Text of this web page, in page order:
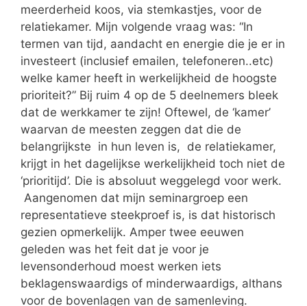
meerderheid koos, via stemkastjes, voor de
relatiekamer. Mijn volgende vraag was: “In
termen van tijd, aandacht en energie die je er in
investeert (inclusief emailen, telefoneren..etc)
welke kamer heeft in werkelijkheid de hoogste
prioriteit?” Bij ruim 4 op de 5 deelnemers bleek
dat de werkkamer te zijn! Oftewel, de ‘kamer’
waarvan de meesten zeggen dat die de
belangrijkste in hun leven is, de relatiekamer,
krijgt in het dagelijkse werkelijkheid toch niet de
‘prioritijd’. Die is absoluut weggelegd voor werk.
Aangenomen dat mijn seminargroep een
representatieve steekproef is, is dat historisch
gezien opmerkelijk. Amper twee eeuwen
geleden was het feit dat je voor je
levensonderhoud moest werken iets
beklagenswaardigs of minderwaardigs, althans
voor de bovenlagen van de samenleving.